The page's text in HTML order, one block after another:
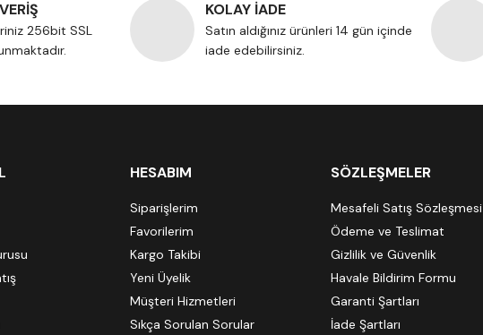
256bit SSL
KOLAY İADE
Satın aldığınız ürünleri 14 gün içinde
iade edebilirsiniz.
HESABIM
Siparişlerim
Favorilerim
Kargo Takibi
Yeni Üyelik
Müşteri Hizmetleri
Sıkça Sorulan Sorular
SÖZLEŞMELER
Mesafeli Satış Sözleşmesi
Ödeme ve Teslimat
Gizlilik ve Güvenlik
Havale Bildirim Formu
Garanti Şartları
İade Şartları